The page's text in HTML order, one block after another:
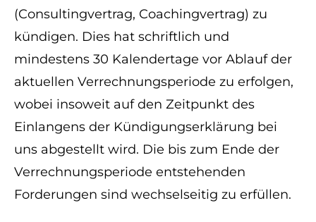
(Consultingvertrag, Coachingvertrag) zu
kündigen. Dies hat schriftlich und
mindestens 30 Kalendertage vor Ablauf der
aktuellen Verrechnungsperiode zu erfolgen,
wobei insoweit auf den Zeitpunkt des
Einlangens der Kündigungserklärung bei
uns abgestellt wird. Die bis zum Ende der
Verrechnungsperiode entstehenden
Forderungen sind wechselseitig zu erfüllen.